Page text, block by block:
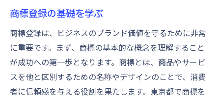
申請書類の書き方と注意点
東京都の知財支援窓口を活用する
費用対効果を最大化する戦略
申請手続きで避けるべき一般的なミス
プロセスを効率化するためのツール紹介
商標登録の基礎を学ぶ
商標登録は、ビジネスのブランド価値を守るために非常
に重要です。まず、商標の基本的な概念を理解すること
が成功への第一歩となります。商標とは、商品やサービ
スを他と区別するための名称やデザインのことで、消費
者に信頼感を与える役割を果たします。東京都で商標を